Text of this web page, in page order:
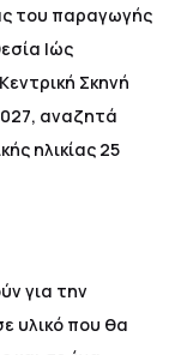
του παραγωγής
Ιώς
Σκηνή
αναζητά
ηλικίας 25
για την
υλικό που θα